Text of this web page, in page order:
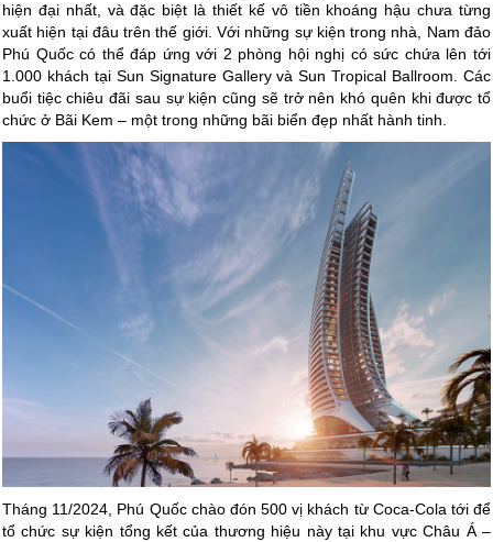
hiện đại nhất, và đặc biệt là thiết kế vô tiền khoáng hậu chưa từng
xuất hiện tại đâu trên thế giới. Với những sự kiện trong nhà, Nam đảo
Phú Quốc có thể đáp ứng với 2 phòng hội nghị có sức chứa lên tới
1.000 khách tại Sun Signature Gallery và Sun Tropical Ballroom. Các
buổi tiệc chiêu đãi sau sự kiện cũng sẽ trở nên khó quên khi được tổ
chức ở Bãi Kem – một trong những bãi biển đẹp nhất hành tinh.
Tháng 11/2024, Phú Quốc chào đón 500 vị khách từ Coca-Cola tới để
tổ chức sự kiện tổng kết của thương hiệu này tại khu vực Châu Á –